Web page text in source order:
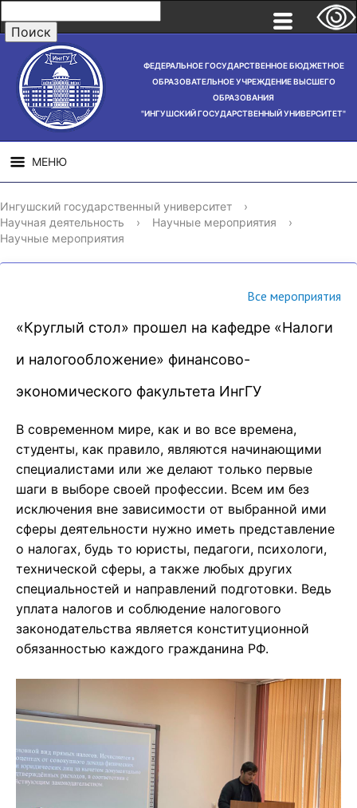
ФЕДЕРАЛЬНОЕ ГОСУДАРСТВЕННОЕ БЮДЖЕТНОЕ
ОБРАЗОВАТЕЛЬНОЕ УЧРЕЖДЕНИЕ ВЫСШЕГО
ОБРАЗОВАНИЯ
"ИНГУШСКИЙ ГОСУДАРСТВЕННЫЙ УНИВЕРСИТЕТ"
МЕНЮ
СВЕДЕНИЯ ОБ
ОБРАЗОВАТЕЛЬНОЙ
ОРГАНИЗАЦИИ
НАУЧНАЯ
ДЕЯТЕЛЬНОСТЬ
Ингушский государственный университет
›
Научная деятельность
› Научные мероприятия
›
Научные мероприятия
Все мероприятия
«Круглый стол» прошел на кафедре «Налоги
и налогообложение» финансово-
экономического факультета ИнгГУ
В современном мире, как и во все времена,
студенты, как правило, являются начинающими
специалистами или же делают только первые
шаги в выборе своей профессии. Всем им без
исключения вне зависимости от выбранной ими
сферы деятельности нужно иметь представление
о налогах, будь то юристы, педагоги, психологи,
технической сферы, а также любых других
специальностей и направлений подготовки. Ведь
уплата налогов и соблюдение налогового
законодательства является конституционной
обязанностью каждого гражданина РФ.